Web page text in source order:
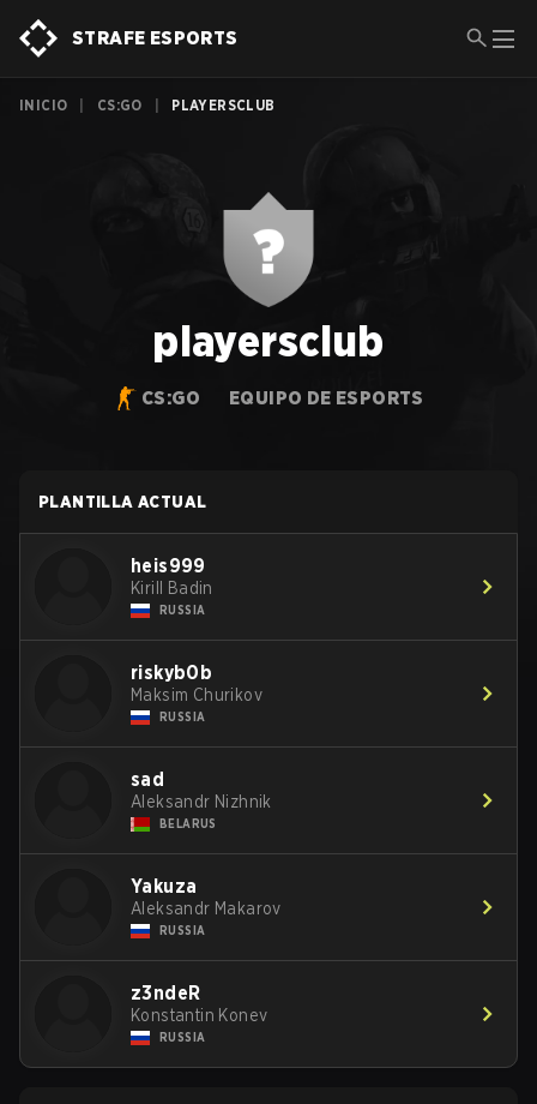
STRAFE ESPORTS
INICIO CS:GO PLAYERSCLUB
playersclub
CS:GO EQUIPO DE ESPORTS
PLANTILLA ACTUAL
heis999
Kirill Badin
RUSSIA
riskyb0b
Maksim Churikov
RUSSIA
sad
Aleksandr Nizhnik
BELARUS
Yakuza
Aleksandr Makarov
RUSSIA
z3ndeR
Konstantin Konev
RUSSIA